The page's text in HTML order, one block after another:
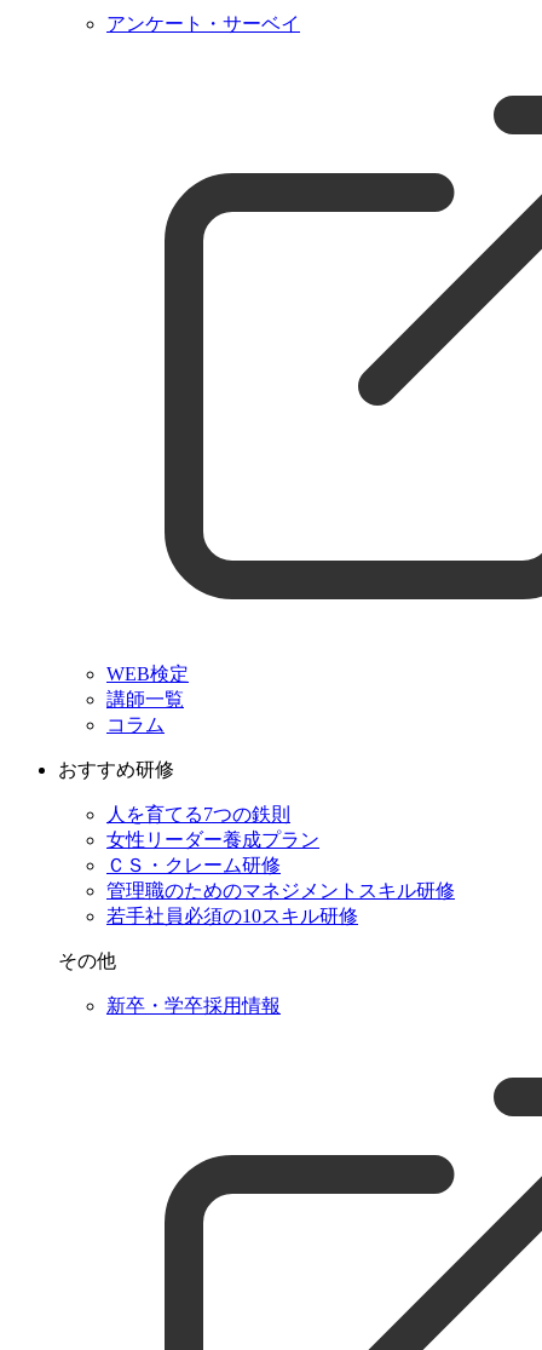
アンケート・サーベイ
WEB検定
講師一覧
コラム
おすすめ研修
人を育てる7つの鉄則
女性リーダー養成プラン
ＣＳ・クレーム研修
管理職のためのマネジメントスキル研修
若手社員必須の10スキル研修
その他
新卒・学卒採用情報